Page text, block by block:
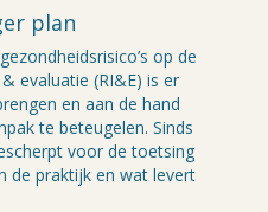
plan
op de
evaluatie (RI&E) is er
en aan de hand
te beteugelen. Sinds
voor de toetsing
de praktijk en wat levert